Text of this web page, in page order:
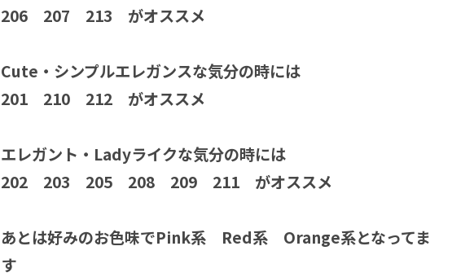
206 207 213 がオススメ
Cute・シンプルエレガンスな気分の時には
201 210 212 がオススメ
エレガント・Ladyライクな気分の時には
202 203 205 208 209 211 がオススメ
あとは好みのお色味でPink系 Red系 Orange系となってま
す